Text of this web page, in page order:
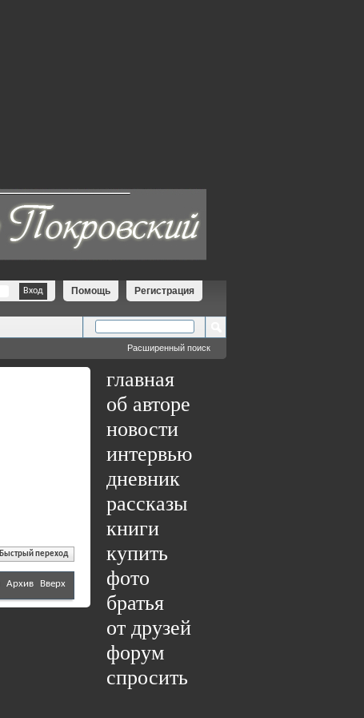
Регистрация
Помощь
Расширенный поиск
главная
об авторе
новости
интервью
дневник
рассказы
книги
купить
фото
братья
от друзей
форум
спросить
Быстрый переход
Архив Вверх